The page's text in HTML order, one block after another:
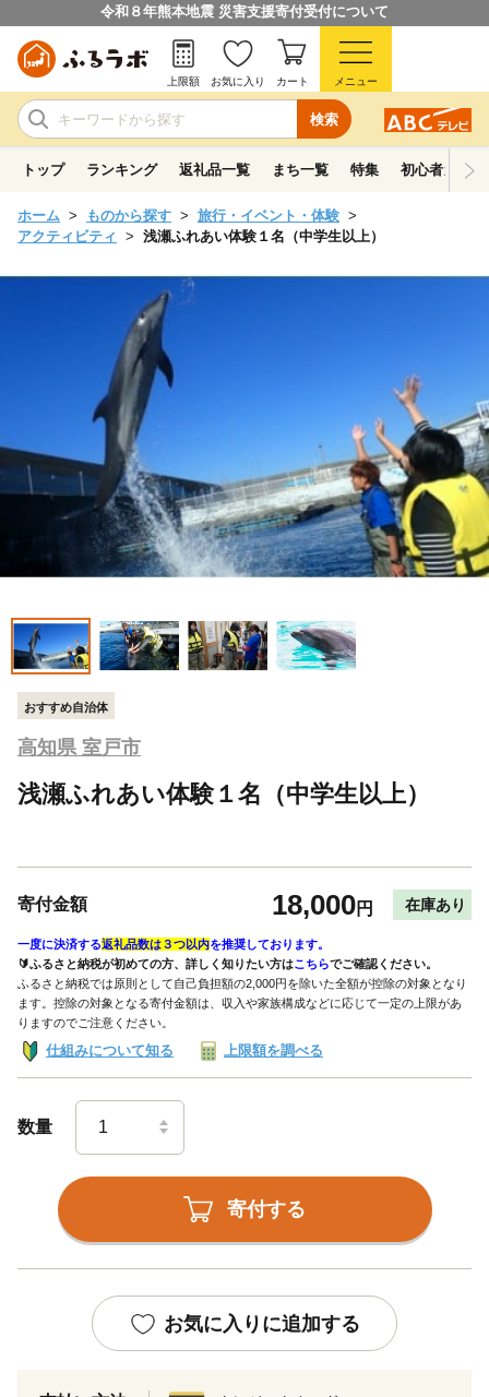
令和８年熊本地震 災害支援寄付受付について
検索
上限額 お気に入り カート メニュー
トップ ランキング 返礼品一覧 まち一覧 特集 初心者ガイド
ホーム ものから探す
旅行・イベント・体験
アクティビティ
浅瀬ふれあい体験１名（中学生以上）
おすすめ自治体
高知県 室戸市
浅瀬ふれあい体験１名（中学生以上）
寄付金額 18,000円 在庫あり
一度に決済する返礼品数は３つ以内を推奨しております。
🔰ふるさと納税が初めての方、詳しく知りたい方はこちらでご確認ください。
ふるさと納税では原則として自己負担額の2,000円を除いた全額が控除の対象となり
ます。控除の対象となる寄付金額は、収入や家族構成などに応じて一定の上限があ
りますのでご注意ください。
仕組みについて知る 上限額を調べる
数量
寄付する
お気に入りに追加する